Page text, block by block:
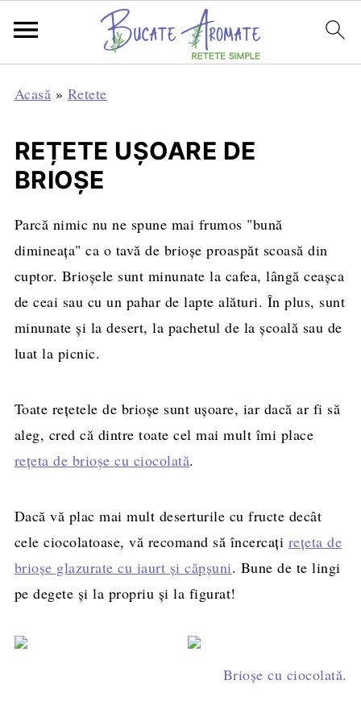
Acasă » Retete
REȚETE UȘOARE DE
BRIOȘE
Parcă nimic nu ne spune mai frumos "bună
dimineața" ca o tavă de brioșe proaspăt scoasă din
cuptor. Brioșele sunt minunate la cafea, lângă ceașca
de ceai sau cu un pahar de lapte alături. În plus, sunt
minunate și la desert, la pachetul de la școală sau de
luat la picnic.
Toate rețetele de brioșe sunt ușoare, iar dacă ar fi să
aleg, cred că dintre toate cel mai mult îmi place
rețeta de brioșe cu ciocolată.
Dacă vă plac mai mult deserturile cu fructe decât
cele ciocolatoase, vă recomand să încercați rețeta de
brioșe glazurate cu iaurt și căpșuni. Bune de te lingi
pe degete și la propriu și la figurat!
Brioșe cu
Brioșe cu ciocolată.